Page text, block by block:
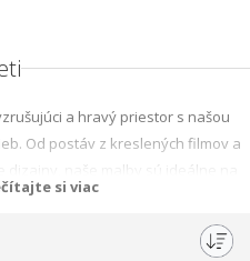
a hravý priestor s našou
Od postáv z kreslených filmov a
dizajny, naše malby sú ideálne na
z kvalitných materiálov, naše
a odstránenie. Prejdite si našu
malbu pre izbu vášho dieťaťa.
si viac